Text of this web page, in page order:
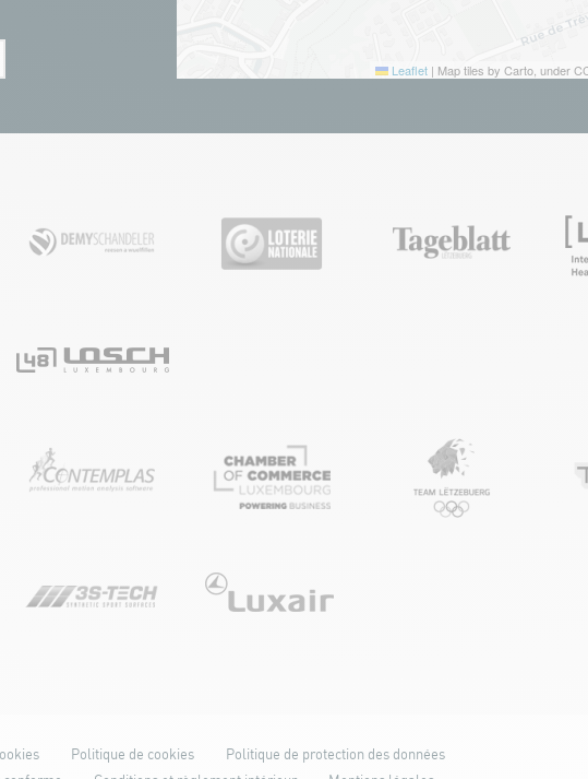
Leaflet | Map tiles by Carto, under
Politique de cookies
Politique de protection des données